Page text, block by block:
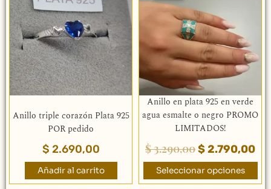
Anillo triple corazón Plata 925
POR pedido
$ 2.690,00
Añadir al carrito
Anillo en plata 925 en verde
agua esmalte o negro PROMO
LIMITADOS!
$3.290,00
original
era:
$ 3.290,00.
$2.790,00
Seleccionar opciones
múltiples
variantes.
Las
opciones
se
pueden
elegir
en
la
de
producto